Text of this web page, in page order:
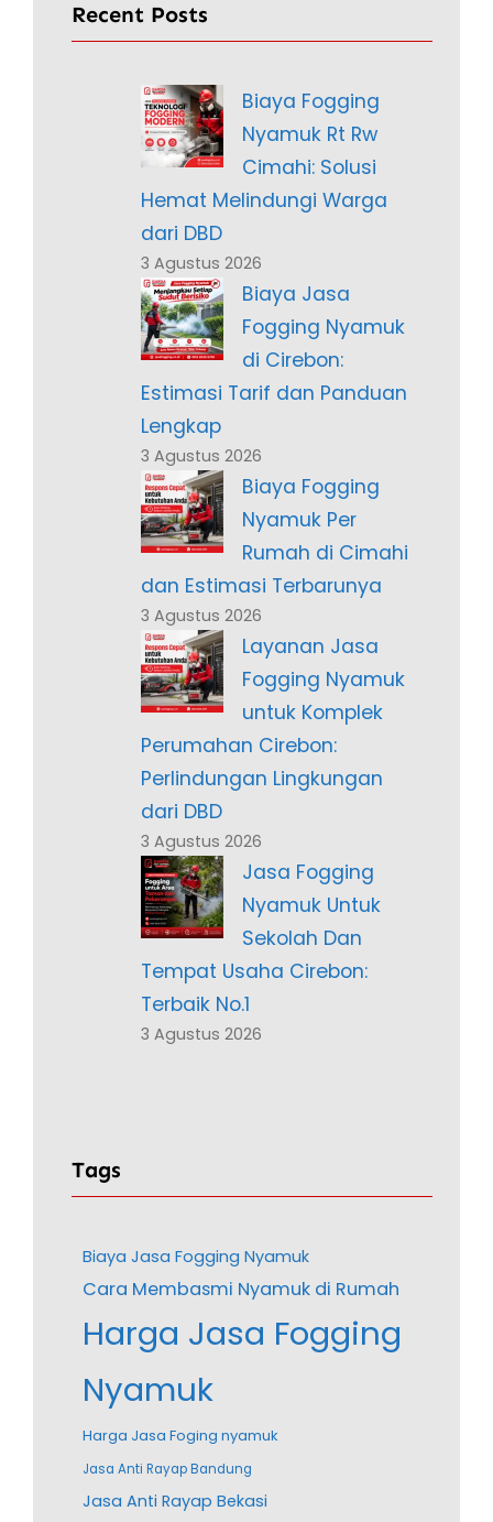
Recent Posts
Biaya Fogging
Nyamuk Rt Rw
Cimahi: Solusi
Hemat Melindungi Warga
dari DBD
3 Agustus 2026
Biaya Jasa
Fogging Nyamuk
di Cirebon:
Estimasi Tarif dan Panduan
Lengkap
3 Agustus 2026
Biaya Fogging
Nyamuk Per
Rumah di Cimahi
dan Estimasi Terbarunya
3 Agustus 2026
Layanan Jasa
Fogging Nyamuk
untuk Komplek
Perumahan Cirebon:
Perlindungan Lingkungan
dari DBD
3 Agustus 2026
Jasa Fogging
Nyamuk Untuk
Sekolah Dan
Tempat Usaha Cirebon:
Terbaik No.1
3 Agustus 2026
Tags
Biaya Jasa Fogging Nyamuk
Cara Membasmi Nyamuk di Rumah
Harga Jasa Fogging
Nyamuk
Harga Jasa Foging nyamuk
Jasa Anti Rayap Bandung
Jasa Anti Rayap Bekasi